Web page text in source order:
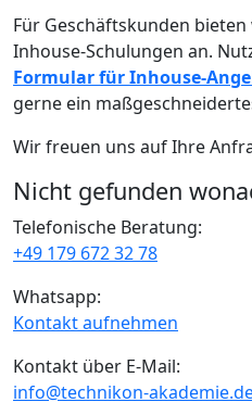
Für Geschäftskunden
Inhouse-Schulungen an.
Formular für Inhouse-
gerne ein
Wir freuen uns auf Ihre
Nicht gefunden
Telefonische Beratung:
+49 179 672 32 78
Whatsapp:
Kontakt aufnehmen
Kontakt über E-Mail:
info@technikon-